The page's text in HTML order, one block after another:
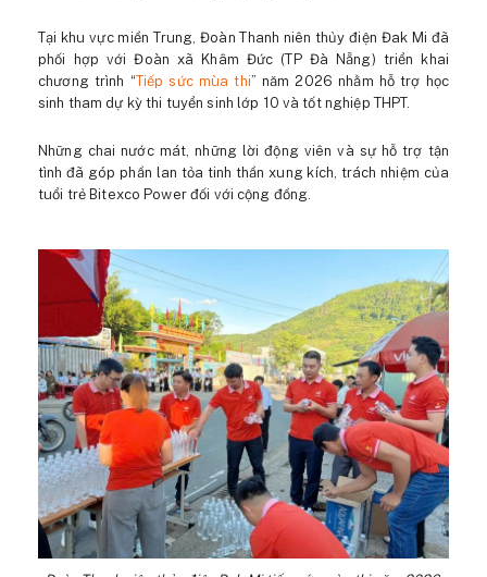
Tại khu vực miền Trung, Đoàn Thanh niên thủy điện Đak Mi đã
phối hợp với Đoàn xã Khâm Đức (TP Đà Nẵng) triển khai
chương trình “Tiếp sức mùa thi” năm 2026 nhằm hỗ trợ học
sinh tham dự kỳ thi tuyển sinh lớp 10 và tốt nghiệp THPT.
Những chai nước mát, những lời động viên và sự hỗ trợ tận
tình đã góp phần lan tỏa tinh thần xung kích, trách nhiệm của
tuổi trẻ Bitexco Power đối với cộng đồng.